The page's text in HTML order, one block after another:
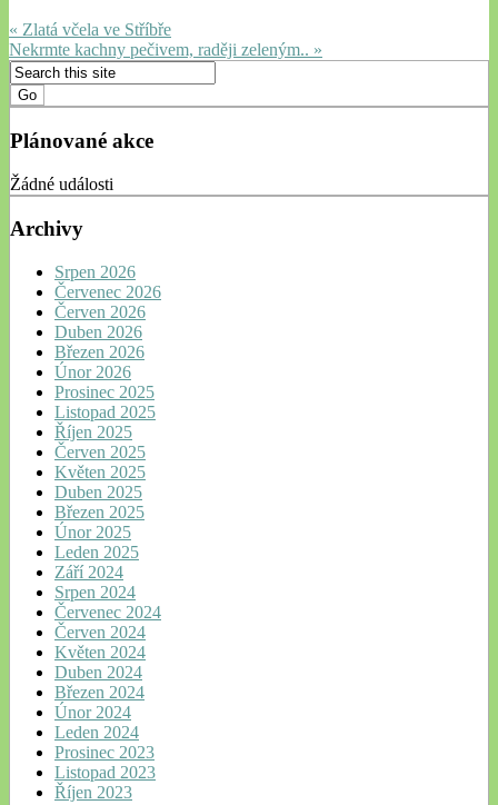
« Zlatá včela ve Stříbře
Nekrmte kachny pečivem, raději zeleným.. »
Plánované akce
Žádné události
Archivy
Srpen 2026
Červenec 2026
Červen 2026
Duben 2026
Březen 2026
Únor 2026
Prosinec 2025
Listopad 2025
Říjen 2025
Červen 2025
Květen 2025
Duben 2025
Březen 2025
Únor 2025
Leden 2025
Září 2024
Srpen 2024
Červenec 2024
Červen 2024
Květen 2024
Duben 2024
Březen 2024
Únor 2024
Leden 2024
Prosinec 2023
Listopad 2023
Říjen 2023